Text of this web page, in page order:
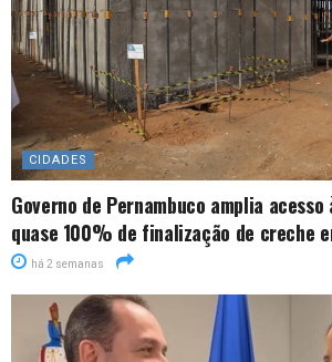
CIDADES
Governo de Pernambuco amplia
quase 100% de finalização de creche
há 2 semanas